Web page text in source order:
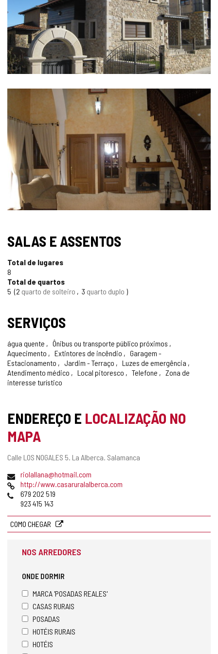
IMAGENS
SALAS E ASSENTOS
Total de lugares
8
Total de quartos
5 2 quarto de solteiro 3 quarto duplo
SERVIÇOS
água quente
Ônibus ou transporte público próximos
Aquecimento
Extintores de incêndio
Garagem -
Estacionamento
Jardim - Terraço
Luzes de emergência
Atendimento médico
Local pitoresco Telefone
Zona de
interesse turístico
ENDEREÇO E LOCALIZAÇÃO NO
MAPA
Endereço
Calle LOS NOGALES 5. La Alberca. Salamanca
Endereço
de
email
riolallana@hotmail.com
Pagina
web
http://www.casaruralalberca.com
Telefones
679 202 519
923 415 143
COMO CHEGAR
NOS ARREDORES
ONDE DORMIR
MARCA 'POSADAS REALES'
CASAS RURAIS
POSADAS
HOTÉIS RURAIS
HOTÉIS